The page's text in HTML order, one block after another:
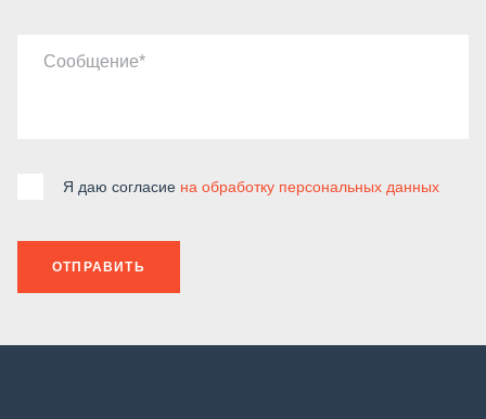
Сообщение
Я даю согласие на обработку персональных данных
ОТПРАВИТЬ